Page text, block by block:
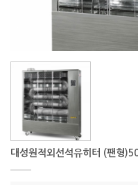
대성원적외선석유히터 (팬형